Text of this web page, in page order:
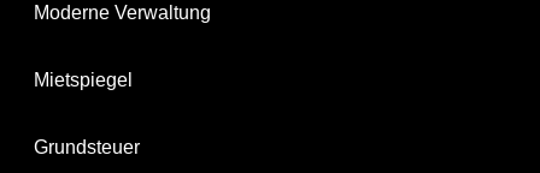
Moderne Verwaltung
Mietspiegel
Grundsteuer